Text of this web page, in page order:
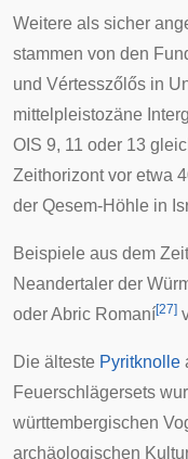
Weitere als sicher
stammen von den
und Vértesszőlős in
mittelpleistozäne
OIS 9, 11 oder 13
Zeithorizont vor etwa
der Qesem-Höhle in
Beispiele aus dem
Neandertaler der
oderAbric Romaní[27]
Die älteste Pyritknolle
Feuerschlägersets
württembergischen
archäologischen